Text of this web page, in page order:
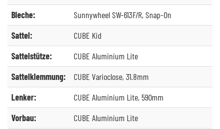
Bleche:
Sunnywheel SW-613F/R, Snap-On
Sattel:
CUBE Kid
Sattelstütze:
CUBE Aluminium Lite
Sattelklemmung:
CUBE Varioclose, 31.8mm
Lenker:
CUBE Aluminium Lite, 590mm
Vorbau:
CUBE Aluminium Lite